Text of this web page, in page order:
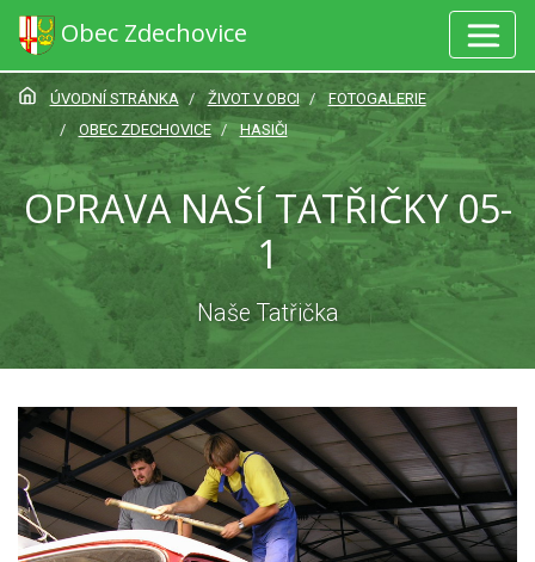
Obec Zdechovice
ÚVODNÍ STRÁNKA ŽIVOT V OBCI
FOTOGALERIE
OBEC ZDECHOVICE
HASIČI
OPRAVA NAŠÍ TATŘIČKY 05-
1
Naše Tatřička